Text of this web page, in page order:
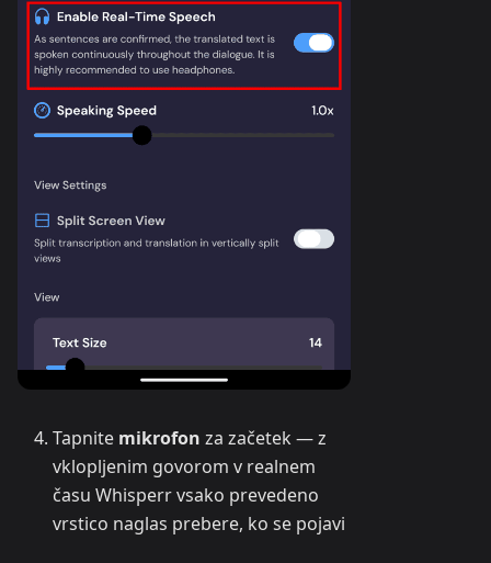
Tapnite mikrofon za začetek — z
vklopljenim govorom v realnem
času Whisperr vsako prevedeno
vrstico naglas prebere, ko se pojavi